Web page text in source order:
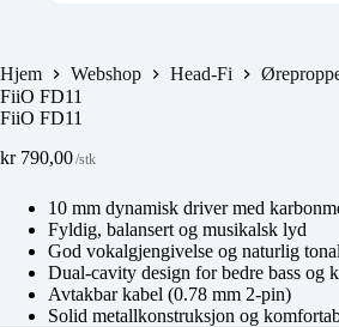
Hjem Webshop Head-Fi
FiiO FD11
FiiO FD11
kr790,00/stk
10 mm dynamisk driver med
Fyldig, balansert og musikalsk lyd
God vokalgjengivelse og naturlig
Dual-cavity design for bedre bass og
Avtakbar kabel (0.78 mm 2-pin)
Solid metallkonstruksjon og